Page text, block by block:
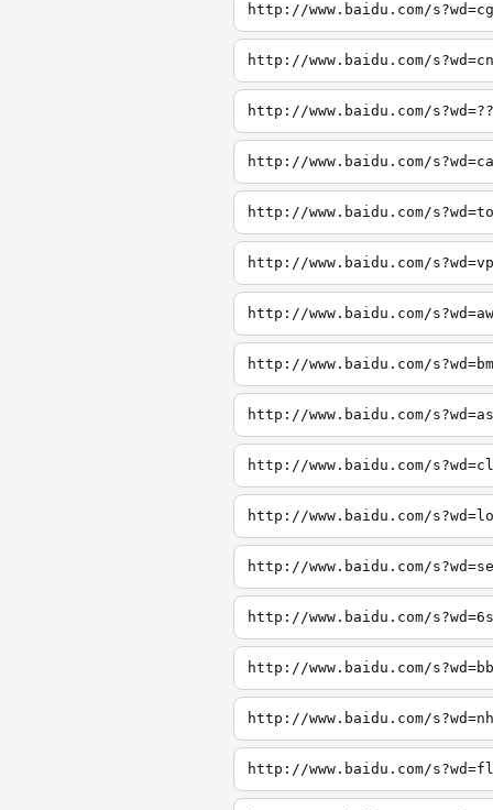
http://www.baidu.com/
http://www.baidu.com/
http://www.baidu.com/
http://www.baidu.com/
http://www.baidu.com/
http://www.baidu.com/
http://www.baidu.com/
http://www.baidu.com/
http://www.baidu.com/
http://www.baidu.com/
http://www.baidu.com/
http://www.baidu.com/
http://www.baidu.com/
http://www.baidu.com/
http://www.baidu.com/
http://www.baidu.com/